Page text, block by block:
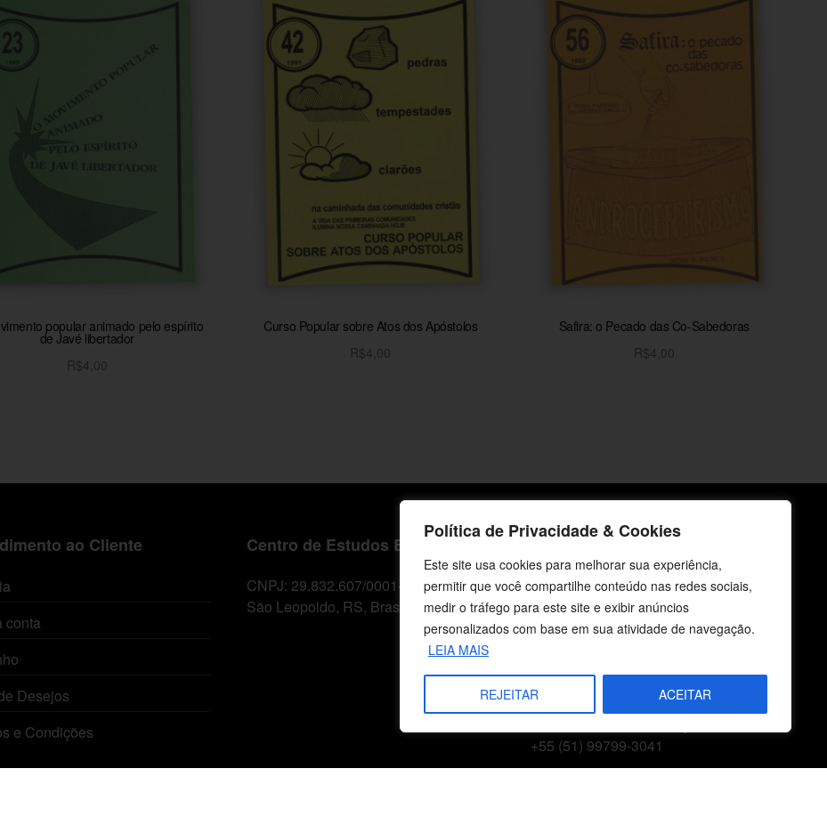
Política de Privacidade & Cookies
Este site usa cookies para melhorar sua experiência,
permitir que você compartilhe conteúdo nas redes sociais,
medir o tráfego para este site e exibir anúncios
personalizados com base em sua atividade de navegação.
LEIA MAIS
REJEITAR ACEITAR
popular animado pelo espírito
de Javé libertador
R$4,00
Curso Popular sobre Atos dos Apóstolos
R$4,00
Safira: o Pecado das Co-Sabedoras
R$4,00
ao Cliente
conta
Desejos
e Condições
Centro de Estudos Bíblicos
CNPJ: 29.832.607/0001-10
São Leopoldo, RS, Brasil
E-mails
vendas@cebi.org.br
comunicacao@cebi.org.br
+55 (51) 99734-4518
+55 (51) 99799-3041